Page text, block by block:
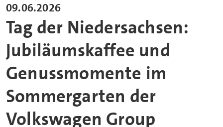
09.06.2026
Tag der Niedersachsen:
Jubiläumskaffee und
Genussmomente im
Sommergarten der
Volkswagen Group